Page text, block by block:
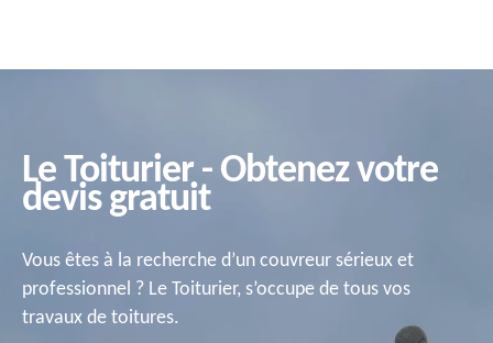
Le Toiturier - Obtenez votre
devis gratuit
Vous êtes à la recherche d’un couvreur sérieux et
professionnel ? Le Toiturier, s’occupe de tous vos
travaux de toitures.